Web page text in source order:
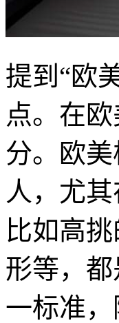
提到“欧
点。在
分。欧
人，尤
比如高
形等，
一标准